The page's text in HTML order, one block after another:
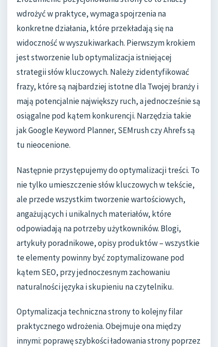
wdrożyć w praktyce, wymaga spojrzenia na
konkretne działania, które przekładają się na
widoczność w wyszukiwarkach. Pierwszym krokiem
jest stworzenie lub optymalizacja istniejącej
strategii słów kluczowych. Należy zidentyfikować
frazy, które są najbardziej istotne dla Twojej branży i
mają potencjalnie największy ruch, a jednocześnie są
osiągalne pod kątem konkurencji. Narzędzia takie
jak Google Keyword Planner, SEMrush czy Ahrefs są
tu nieocenione.
Następnie przystępujemy do optymalizacji treści. To
nie tylko umieszczenie słów kluczowych w tekście,
ale przede wszystkim tworzenie wartościowych,
angażujących i unikalnych materiałów, które
odpowiadają na potrzeby użytkowników. Blogi,
artykuły poradnikowe, opisy produktów – wszystkie
te elementy powinny być zoptymalizowane pod
kątem SEO, przy jednoczesnym zachowaniu
naturalności języka i skupieniu na czytelniku.
Optymalizacja techniczna strony to kolejny filar
praktycznego wdrożenia. Obejmuje ona między
innymi: poprawę szybkości ładowania strony poprzez